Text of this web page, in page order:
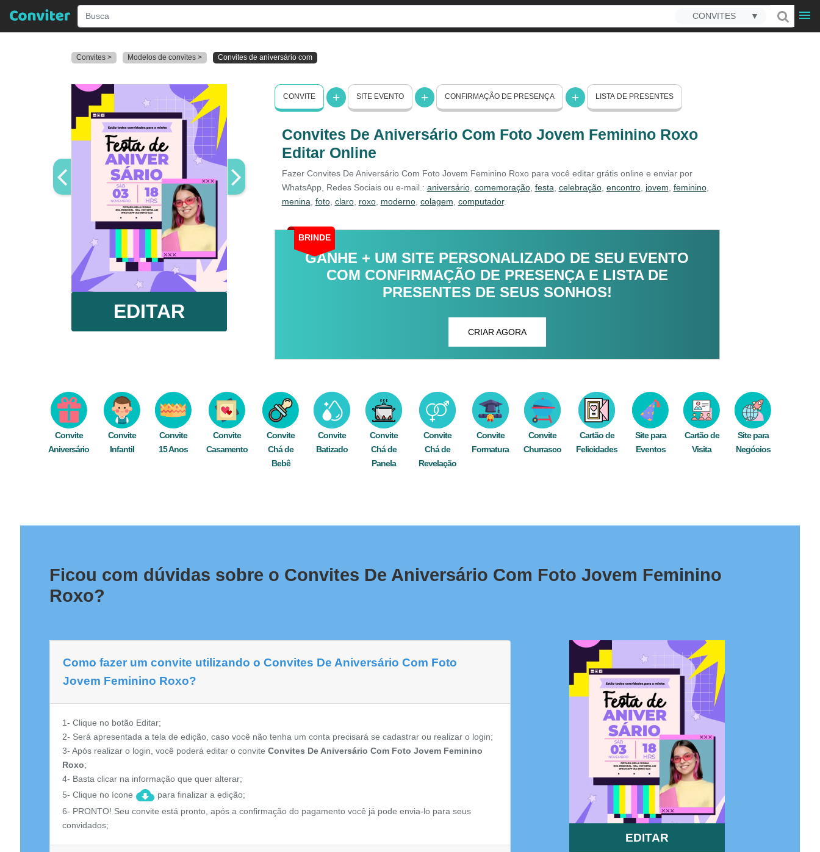
CONVITES ▼
Convites > Modelos de convites > Convites de aniversário com
EDITAR
CONVITE SITE EVENTO CONFIRMAÇÃO DE PRESENÇA LISTA DE PRESENTES
Convites De Aniversário Com Foto Jovem Feminino Roxo
Editar Online
Fazer Convites De Aniversário Com Foto Jovem Feminino Roxo para você editar grátis online e enviar por
WhatsApp, Redes Sociais ou e-mail.: aniversário, comemoração, festa celebração, encontro, jovem feminino,
menina foto, claro, roxo, moderno, colagem computador.
BRINDE
GANHE + UM SITE PERSONALIZADO DE SEU EVENTO
COM CONFIRMAÇÃO DE PRESENÇA E LISTA DE
PRESENTES DE SEUS SONHOS!
CRIAR AGORA
Convite
Aniversário
Convite
Infantil
Convite
15 Anos
Convite
Casamento
Convite
Chá de
Bebê
Convite
Batizado
Convite
Chá de
Panela
Convite
Chá de
Revelação
Convite
Formatura
Convite
Churrasco
Cartão de
Felicidades
Site para
Eventos
Cartão de
Visita
Site para
Negócios
Ficou com dúvidas sobre o Convites De Aniversário Com Foto Jovem Feminino
Roxo?
Como fazer um convite utilizando o Convites De Aniversário Com Foto
Jovem Feminino Roxo?
1- Clique no botão Editar;
2- Será apresentada a tela de edição, caso você não tenha um conta precisará se cadastrar ou realizar o login;
3- Após realizar o login, você poderá editar o convite Convites De Aniversário Com Foto Jovem Feminino
Roxo;
4- Basta clicar na informação que quer alterar;
5- Clique no ícone
para finalizar a edição;
6- PRONTO! Seu convite está pronto, após a confirmação do pagamento você já pode envia-lo para seus
convidados;
EDITAR